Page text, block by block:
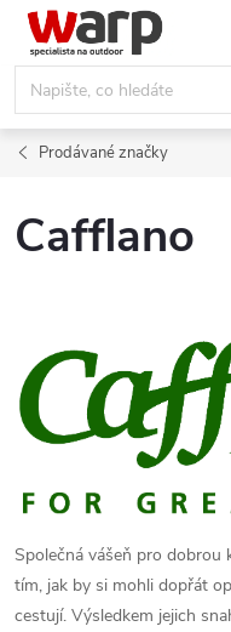
Přejít
obsah
Prodávané značky
Cafflano
Společná vášeň pro dobrou
tím, jak by si mohli dopřát
cestují. Výsledkem jejich